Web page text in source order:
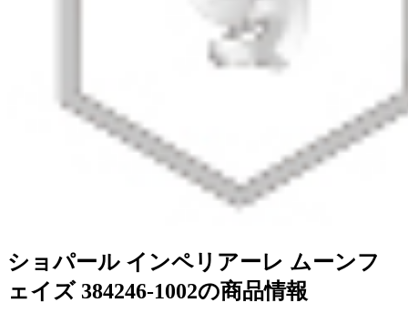
ショパール インペリアーレ ムーンフ
ェイズ 384246-1002の商品情報